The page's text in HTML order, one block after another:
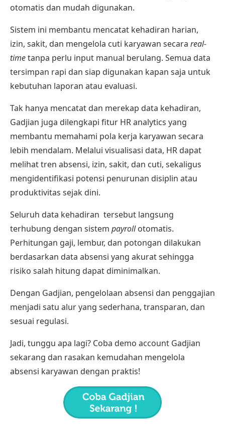
otomatis dan mudah digunakan.
Sistem ini membantu mencatat kehadiran harian,
izin, sakit, dan mengelola cuti karyawan secara real-
timetanpa perlu input manual berulang. Semua data
tersimpan rapi dan siap digunakan kapan saja untuk
kebutuhan laporan atau evaluasi.
Tak hanya mencatat dan merekap data kehadiran,
Gadjian juga dilengkapi fitur HR analytics yang
membantu memahami pola kerja karyawan secara
lebih mendalam. Melalui visualisasi data, HR dapat
melihat tren absensi, izin, sakit, dan cuti, sekaligus
mengidentifikasi potensi penurunan disiplin atau
produktivitas sejak dini.
Seluruh data kehadiran tersebut langsung
terhubung dengan sistem payrollotomatis.
Perhitungan gaji, lembur, dan potongan dilakukan
berdasarkan data absensi yang akurat sehingga
risiko salah hitung dapat diminimalkan.
Dengan Gadjian, pengelolaan absensi dan penggajian
menjadi satu alur yang sederhana, transparan, dan
sesuai regulasi.
Jadi, tunggu apa lagi? Coba demo account Gadjian
sekarang dan rasakan kemudahan mengelola
absensi karyawan dengan praktis!